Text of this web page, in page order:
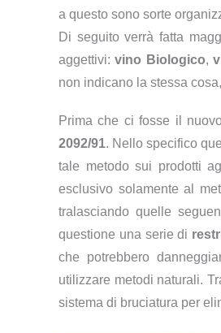
a questo sono sorte
Di seguito verrà fatta
aggettivi:vino Biologico,
non indicano la stessa
Prima che ci fosse il
2092/91. Nello specifico
tale metodo sui prodotti
esclusivo solamente al
tralasciando quelle
questione una serie di
che potrebbero
utilizzare metodi naturali.
sistema di bruciatura per